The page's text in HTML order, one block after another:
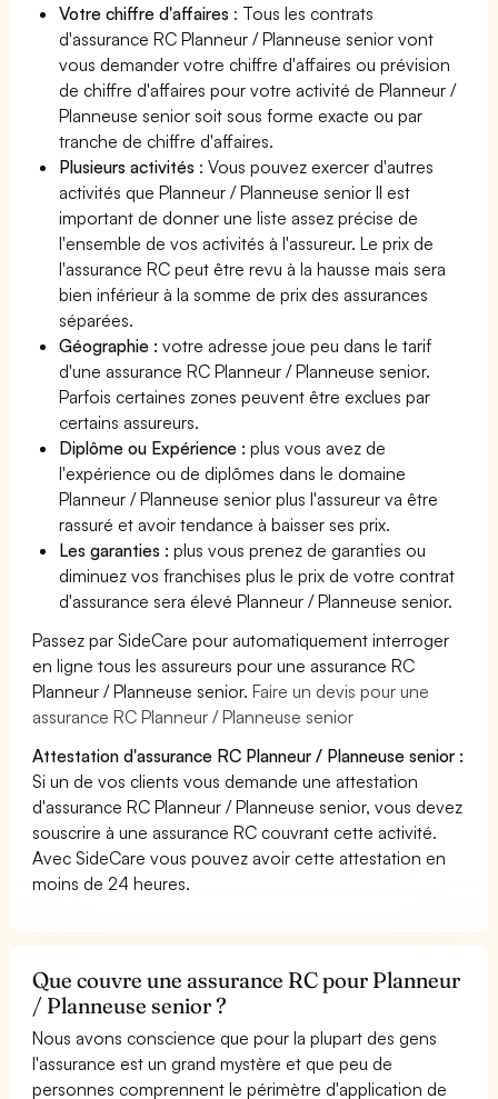
Votre chiffre d'affaires : Tous les contrats
d'assurance RC Planneur / Planneuse senior vont
vous demander votre chiffre d'affaires ou prévision
de chiffre d'affaires pour votre activité de Planneur /
Planneuse senior soit sous forme exacte ou par
tranche de chiffre d'affaires.
Plusieurs activités : Vous pouvez exercer d'autres
activités que Planneur / Planneuse senior Il est
important de donner une liste assez précise de
l'ensemble de vos activités à l'assureur. Le prix de
l'assurance RC peut être revu à la hausse mais sera
bien inférieur à la somme de prix des assurances
séparées.
Géographie :votre adresse joue peu dans le tarif
d'une assurance RC Planneur / Planneuse senior.
Parfois certaines zones peuvent être exclues par
certains assureurs.
Diplôme ou Expérience :plus vous avez de
l'expérience ou de diplômes dans le domaine
Planneur / Planneuse senior plus l'assureur va être
rassuré et avoir tendance à baisser ses prix.
Les garanties :plus vous prenez de garanties ou
diminuez vos franchises plus le prix de votre contrat
d'assurance sera élevé Planneur / Planneuse senior.
Passez par SideCare pour automatiquement interroger
en ligne tous les assureurs pour une assurance RC
Planneur / Planneuse senior.Faire un devis pour une
assurance RC Planneur / Planneuse senior
Attestation d'assurance RC Planneur / Planneuse senior :
Si un de vos clients vous demande une attestation
d'assurance RC Planneur / Planneuse senior, vous devez
souscrire à une assurance RC couvrant cette activité.
Avec SideCare vous pouvez avoir cette attestation en
moins de 24 heures.
Que couvre une assurance RC pour Planneur
/ Planneuse senior ?
Nous avons conscience que pour la plupart des gens
l'assurance est un grand mystère et que peu de
personnes comprennent le périmètre d'application de